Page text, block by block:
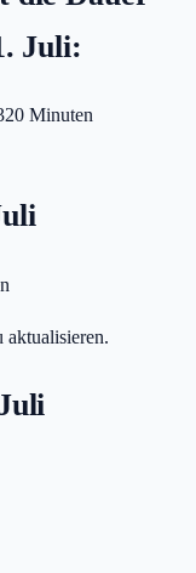
Juli:
Minuten
aktualisieren.